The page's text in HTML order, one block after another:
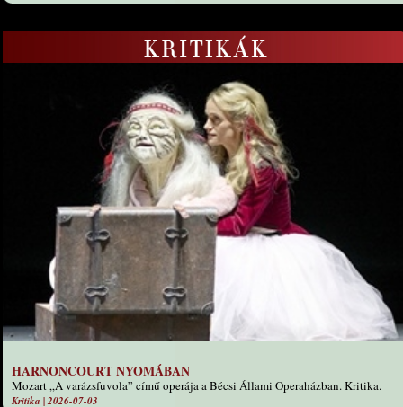
HARNONCOURT NYOMÁBAN
Mozart „A varázsfuvola” című operája a Bécsi Állami Operaházban. Kritika.
Kritika |2026-07-03